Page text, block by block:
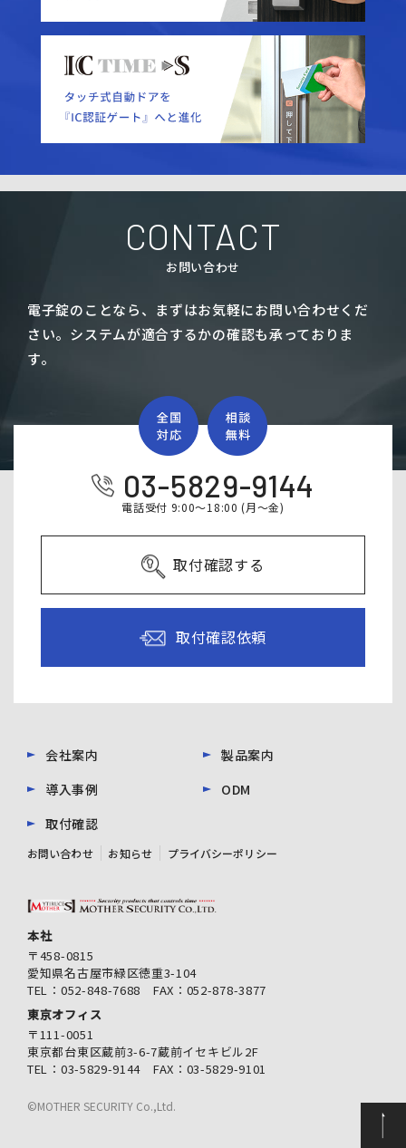
CONTACT
お問い合わせ
電子錠のことなら、まずはお気軽にお問い合わせくだ
さい。 システムが適合するかの確認も承っておりま
す。
03-5829-9144
電話受付 9:00～18:00 (月～金)
取付確認する
取付確認依頼
会社案内
製品案内
導入事例
ODM
取付確認
お問い合わせ お知らせ プライバシーポリシー
本社
〒458-0815
愛知県名古屋市緑区徳重3-104
TEL：052-848-7688 FAX：052-878-3877
東京オフィス
〒111-0051
東京都台東区蔵前3-6-7蔵前イセキビル2F
TEL：03-5829-9144 FAX：03-5829-9101
©MOTHER SECURITY Co.,Ltd.